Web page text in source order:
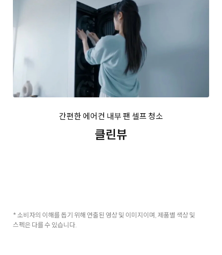
간편한 에어컨 내부 팬 셀프 청소
클린뷰
* 소비자의 이해를 돕기 위해 연출된 영상 및 이미지이며, 제품별 색상 및
스펙은 다를 수 있습니다.